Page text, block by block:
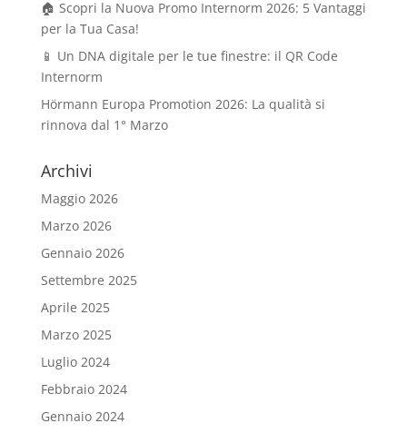
🏠 Scopri la Nuova Promo Internorm 2026: 5 Vantaggi
per la Tua Casa!
📱 Un DNA digitale per le tue finestre: il QR Code
Internorm
Hörmann Europa Promotion 2026: La qualità si
rinnova dal 1° Marzo
Archivi
Maggio 2026
Marzo 2026
Gennaio 2026
Settembre 2025
Aprile 2025
Marzo 2025
Luglio 2024
Febbraio 2024
Gennaio 2024